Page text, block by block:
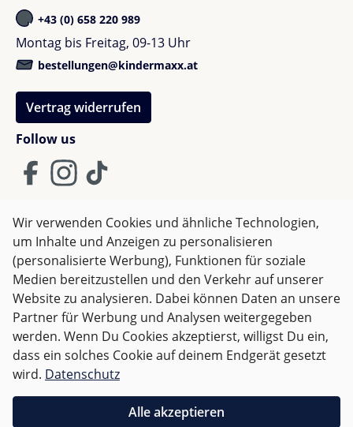
Follow us
+43 (0) 658 220 989
Montag bis Freitag, 09-13 Uhr
bestellungen@kindermaxx.at
Vertrag widerrufen
AGB Impressum
Datenschutz
Widerrufsrecht
Alle Preise inkl. gesetzl. Mehrwertsteuer zzgl.Versandkosten
und ggf. Nachnahmegebühren, wenn nicht anders
angegeben.
Für Österreich sind Bestellungen ab 50,- EUR
versandkostenfrei.
Wir verwenden Cookies und ähnliche Technologien,
um Inhalte und Anzeigen zu personalisieren
(personalisierte Werbung), Funktionen für soziale
Medien bereitzustellen und den Verkehr auf unserer
Website zu analysieren. Dabei können Daten an unsere
Partner für Werbung und Analysen weitergegeben
werden. Wenn Du Cookies akzeptierst, willigst Du ein,
dass ein solches Cookie auf deinem Endgerät gesetzt
wird. Datenschutz
Alle akzeptieren